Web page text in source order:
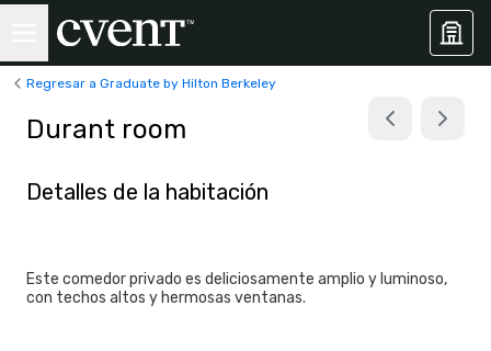
Regresar a Graduate by Hilton Berkeley
Durant room
Detalles de la habitación
Este comedor privado es deliciosamente amplio y luminoso,
con techos altos y hermosas ventanas.